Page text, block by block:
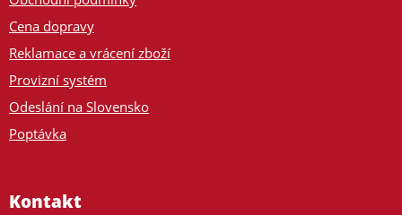
Cena dopravy
Reklamace a vrácení zboží
Provizní systém
Odeslání na Slovensko
Poptávka
Kontakt